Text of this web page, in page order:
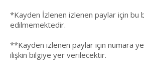
*Kayden İzlenen izlenen paylar için bu
edilmemektedir.
**Kayden izlenen paylar için numara
ilişkin bilgiye yer verilecektir.